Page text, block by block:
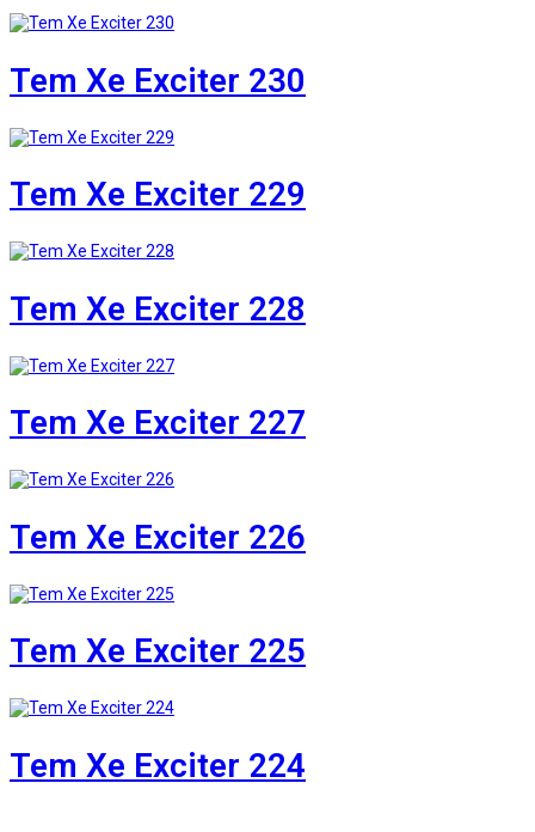
Tem Xe Exciter 230
Tem Xe Exciter 229
Tem Xe Exciter 228
Tem Xe Exciter 227
Tem Xe Exciter 226
Tem Xe Exciter 225
Tem Xe Exciter 224